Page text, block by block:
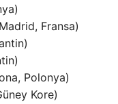
Fransa)
Polonya)
Kore)